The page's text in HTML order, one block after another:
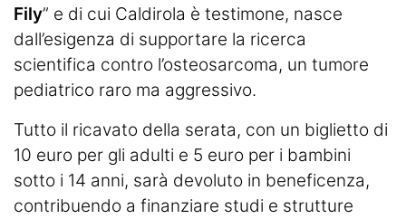
Fily” e di cui Caldirola è testimone, nasce
dall’esigenza di supportare la ricerca
scientifica contro l’osteosarcoma, un tumore
pediatrico raro ma aggressivo.
Tutto il ricavato della serata, con un biglietto di
10 euro per gli adulti e 5 euro per i bambini
sotto i 14 anni, sarà devoluto in beneficenza,
contribuendo a finanziare studi e strutture